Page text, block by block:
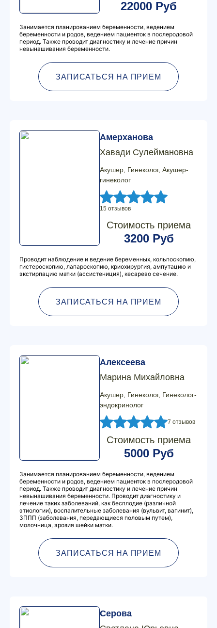
22000 Руб
Занимается планированием беременности, ведением
беременности и родов, ведением пациенток в послеродовой
период. Также проводит диагностику и лечение причин
невынашивания беременности.
ЗАПИСАТЬСЯ НА ПРИЕМ
Амерханова
Хавади Сулеймановна
Акушер, Гинеколог, Акушер-
гинеколог
15 отзывов
Стоимость приема
3200 Руб
Проводит наблюдение и ведение беременных, кольпоскопию,
гистероскопию, лапароскопию, криохирургия, ампутацию и
экстирпацию матки (ассистениция), кесарево сечение.
ЗАПИСАТЬСЯ НА ПРИЕМ
Алексеева
Марина Михайловна
Акушер, Гинеколог, Гинеколог-
эндокринолог
7 отзывов
Стоимость приема
5000 Руб
Занимается планированием беременности, ведением
беременности и родов, ведением пациенток в послеродовой
период. Также проводит диагностику и лечение причин
невынашивания беременности. Проводит диагностику и
лечение таких заболеваний, как бесплодие (различной
этиологии), воспалительные заболевания (вульвит, вагинит),
ЗППП (заболевания, передающиеся половым путем),
молочница, эрозия шейки матки.
ЗАПИСАТЬСЯ НА ПРИЕМ
Серова